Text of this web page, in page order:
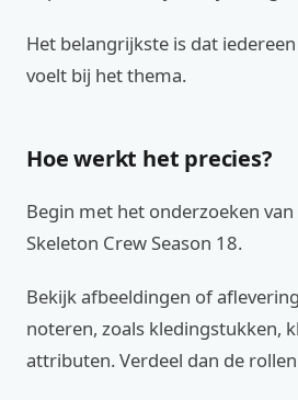
Het belangrijkste is dat
voelt bij het thema.
Hoe werkt het precies?
Begin met het onderzoeken
Skeleton Crew Season 18.
Bekijk afbeeldingen of
noteren, zoals kledingstukken,
attributen. Verdeel dan de